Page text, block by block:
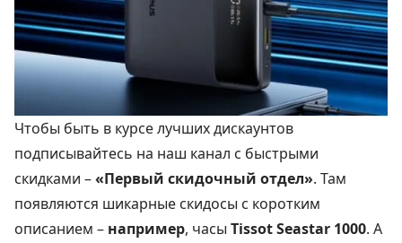
Чтобы быть в курсе лучших дискаунтов
подписывайтесь на наш канал с быстрыми
скидками –«Первый скидочный отдел». Там
появляются шикарные скидосы с коротким
описанием – например, часы Tissot Seastar 1000. А